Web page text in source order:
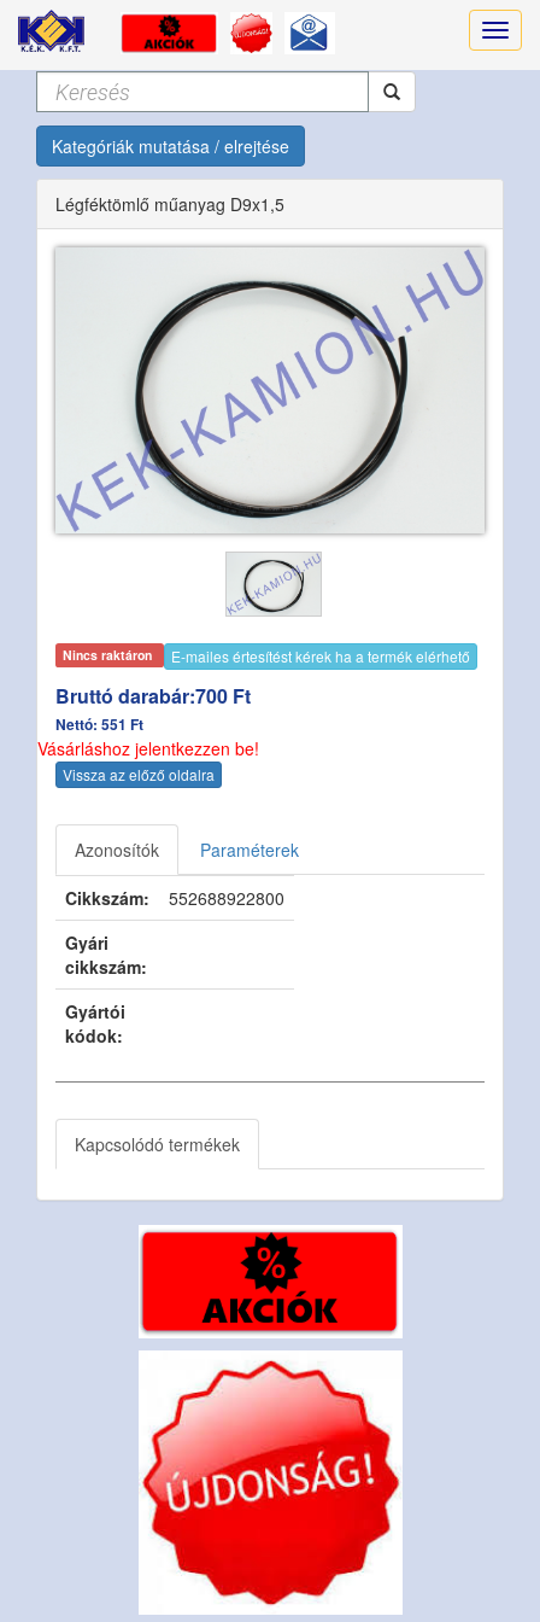
Kategóriák mutatása / elrejtése
Légféktömlő műanyag D9x1,5
Nincs raktáron E-mailes értesítést kérek ha a termék elérhető
Bruttó darabár:700 Ft
Nettó: 551 Ft
Vásárláshoz jelentkezzen be!
Vissza az előző oldalra
Azonosítók
Paraméterek
Cikkszám:
552688922800
Gyári
cikkszám:
Gyártói
kódok:
Kapcsolódó termékek